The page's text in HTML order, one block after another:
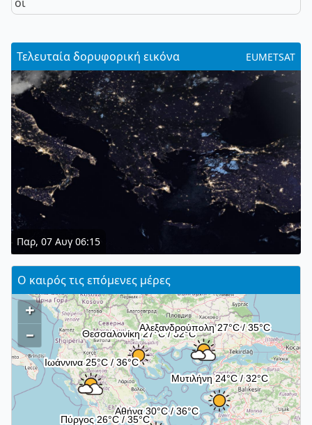
Τελευταία δορυφορική εικόνα EUMETSAT
Παρ, 07 Αυγ 06:15
Ο καιρός τις επόμενες μέρες
+
–